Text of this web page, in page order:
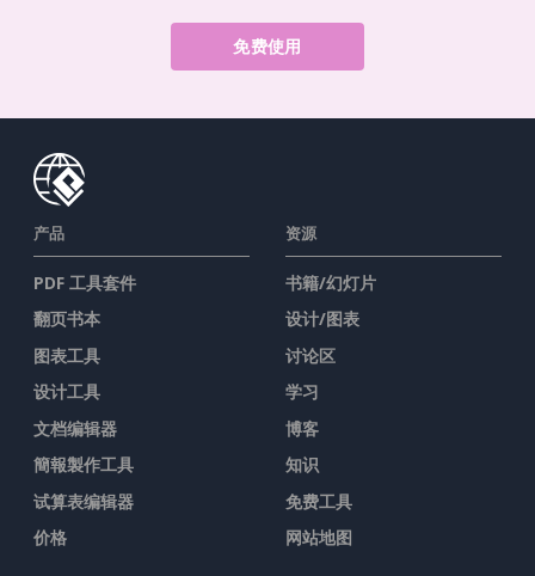
免费使用
产品
PDF 工具套件
翻页书本
图表工具
设计工具
文档编辑器
簡報製作工具
试算表编辑器
价格
资源
书籍/幻灯片
设计/图表
讨论区
学习
博客
知识
免费工具
网站地图